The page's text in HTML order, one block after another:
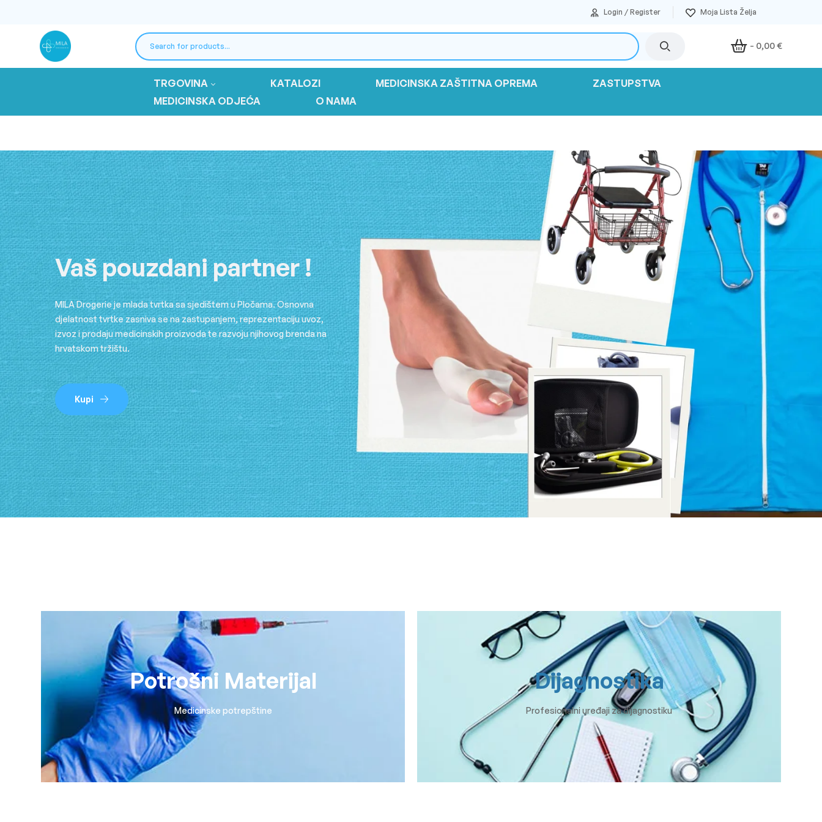
Login / Register
- 0,00€
TRGOVINA KATALOZI MEDICINSKA ZAŠTITNA OPREMA
ZASTUPSTVA
MEDICINSKA ODJEĆA
O NAMA
Vaš pouzdani partner !
MILA Drogerie je mlada tvrtka sa sjedištem u Pločama. Osnovna
djelatnost tvrtke zasniva se na zastupanjem, reprezentaciju uvoz,
izvoz i prodaju medicinskih proizvoda te razvoju njihovog brenda na
hrvatskom tržištu.
Kupi
Potrošni Materijal
Medicinske potrepštine
Dijagnostika
Profesionalni uređaji za dijagnostiku